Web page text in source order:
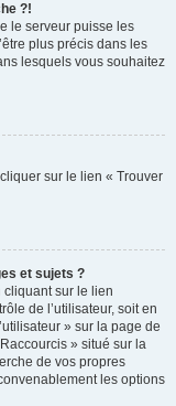
?!
le serveur puisse les
plus précis dans les
lesquels vous souhaitez
sur le lien « Trouver
et sujets ?
cliquant sur le lien
de l’utilisateur, soit en
» sur la page de
» situé sur la
de vos propres
les options